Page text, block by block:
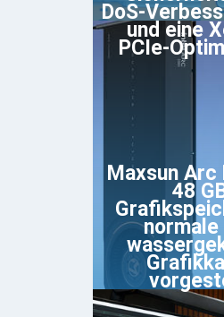
DoS-
und eine
PCIe-
Maxsun Arc
48
normale